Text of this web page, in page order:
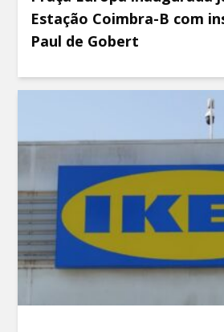
Estação Coimbra-B com
Paul de Gobert